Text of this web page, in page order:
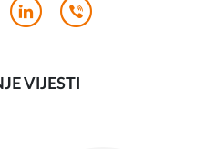
VIJESTI